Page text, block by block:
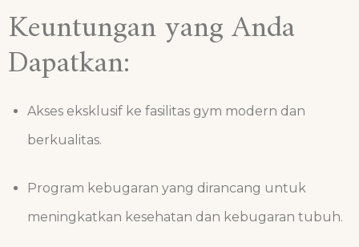
Keuntungan yang Anda
Dapatkan:
Akses eksklusif ke fasilitas gym modern dan
berkualitas.
Program kebugaran yang dirancang untuk
meningkatkan kesehatan dan kebugaran tubuh.